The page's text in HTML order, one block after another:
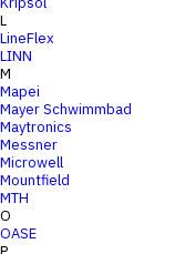
L
LineFlex
LINN
M
Mapei
Mayer Schwimmbad
Maytronics
Messner
Microwell
Mountfield
MTH
O
OASE